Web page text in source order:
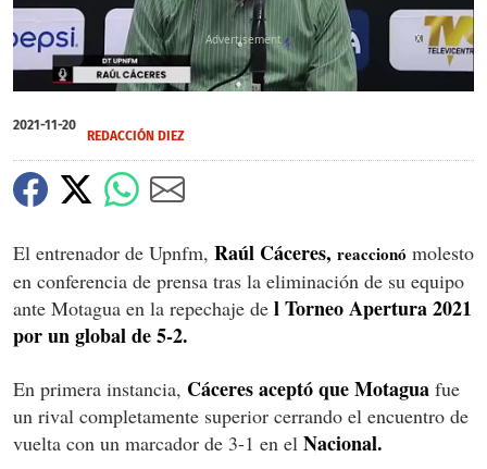
seconds
of
seconds
X
2021-11-20
REDACCIÓN DIEZ
El entrenador de Upnfm, Raúl Cáceres, reaccionó molesto
en conferencia de prensa tras la eliminación de su equipo
ante Motagua en la repechaje de l Torneo Apertura 2021
por un global de 5-2.
En primera instancia, Cáceres aceptó que Motagua fue
un rival completamente superior cerrando el encuentro de
vuelta con un marcador de 3-1 en el Nacional.